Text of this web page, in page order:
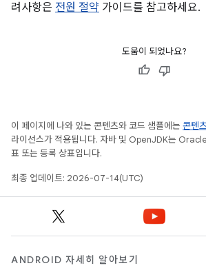
려사항은 전원 절약 가이드를 참고하세요.
도움이 되었나요?
이 페이지에 나와 있는 콘텐츠와 코드 샘플에는 콘텐
라이선스가 적용됩니다. 자바 및 OpenJDK는
표 또는 등록 상표입니다.
최종 업데이트: 2026-07-14(UTC)
ANDROID 자세히 알아보기